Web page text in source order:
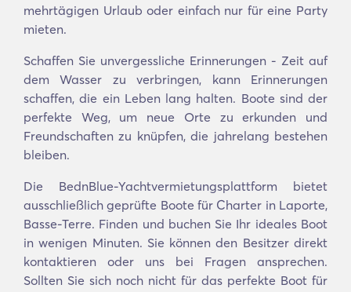
mehrtägigen Urlaub oder einfach nur für eine Party
mieten.
Schaffen Sie unvergessliche Erinnerungen - Zeit auf
dem Wasser zu verbringen, kann Erinnerungen
schaffen, die ein Leben lang halten. Boote sind der
perfekte Weg, um neue Orte zu erkunden und
Freundschaften zu knüpfen, die jahrelang bestehen
bleiben.
Die BednBlue-Yachtvermietungsplattform bietet
ausschließlich geprüfte Boote für Charter in Laporte,
Basse-Terre. Finden und buchen Sie Ihr ideales Boot
in wenigen Minuten. Sie können den Besitzer direkt
kontaktieren oder uns bei Fragen ansprechen.
Sollten Sie sich noch nicht für das perfekte Boot für